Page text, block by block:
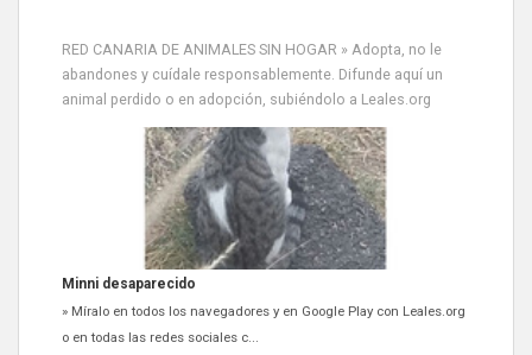
RED CANARIA DE ANIMALES SIN HOGAR » Adopta, no le
abandones y cuídale responsablemente. Difunde aquí un
animal perdido o en adopción, subiéndolo a Leales.org
Minni desaparecido
» Míralo en todos los navegadores y en Google Play con Leales.org
o en todas las redes sociales c...